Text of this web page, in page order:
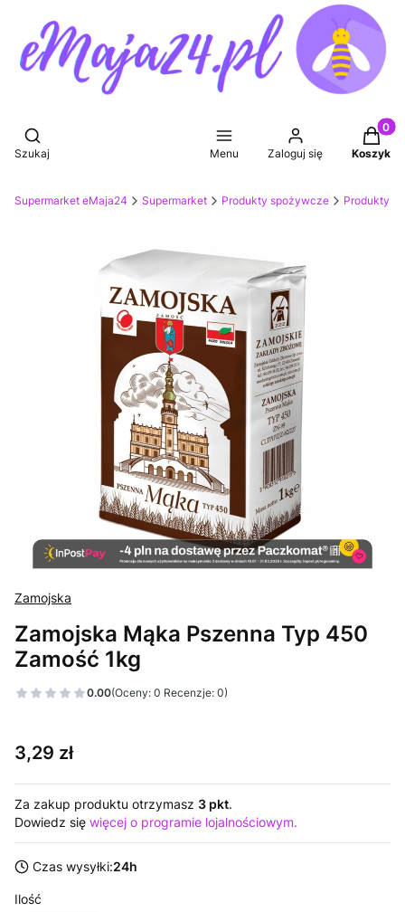
Otwórz wyszukiwarkę
Szukaj Menu Zaloguj się Koszyk
Supermarket eMaja24 Supermarket Produkty spożywcze Produkty
Zamojska
Zamojska Mąka Pszenna Typ 450
Zamość 1kg
0.00(Oceny: 0 Recenzje: 0)
Cena
3,29 zł
Za zakup produktu otrzymasz 3 pkt.
Dowiedz się więcej o programie lojalnościowym.
Czas wysyłki:24h
Ilość